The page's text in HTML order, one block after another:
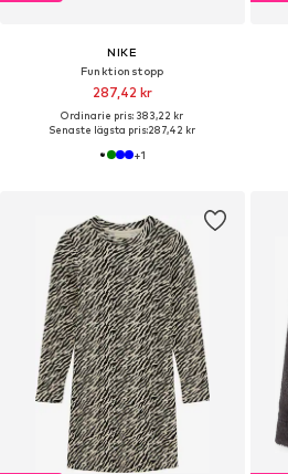
NIKE
Funktionstopp
287,42 kr
Ordinarie pris: 383,22 kr
Senaste lägsta pris:287,42 kr
+1